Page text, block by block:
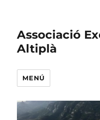
Associació
Altiplà
MENÚ